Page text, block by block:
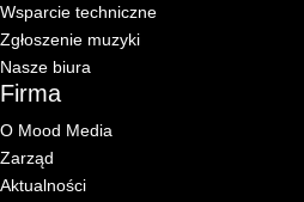
Wsparcie techniczne
Zgłoszenie muzyki
Nasze biura
Firma
O Mood Media
Zarząd
Aktualności